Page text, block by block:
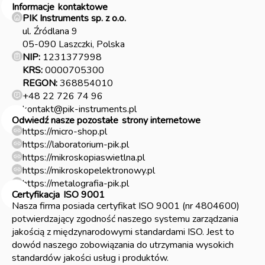
Informacje kontaktowe
PIK Instruments sp. z o.o.
ul. Źródlana 9
05-090 Laszczki, Polska
NIP: 1231377998
KRS:0000705300
REGON:368854010
+48 22 726 74 96
kontakt@pik-instruments.pl
Odwiedź nasze pozostałe strony internetowe
https://micro-shop.pl
https://laboratorium-pik.pl
https://mikroskopiaswietlna.pl
https://mikroskopelektronowy.pl
https://metalografia-pik.pl
Certyfikacja ISO 9001
Nasza firma posiada certyfikat ISO 9001 (nr 4804600)
potwierdzający zgodność naszego systemu zarządzania
jakością z międzynarodowymi standardami ISO. Jest to
dowód naszego zobowiązania do utrzymania wysokich
standardów jakości usług i produktów.